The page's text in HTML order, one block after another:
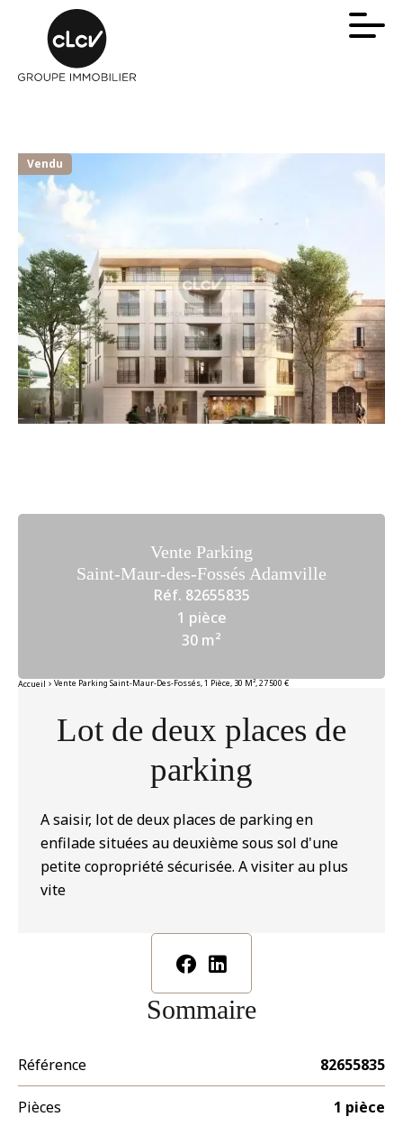
Vendu
Vente Parking
Saint-Maur-des-Fossés Adamville
Réf. 82655835
1 pièce
30 m²
Accueil Vente Parking Saint-Maur-Des-Fossés, 1 Pièce, 30 M², 27 500 €
Lot de deux places de
parking
A saisir, lot de deux places de parking en
enfilade situées au deuxième sous sol d'une
petite copropriété sécurisée. A visiter au plus
vite
Sommaire
Référence 82655835
Pièces 1 pièce